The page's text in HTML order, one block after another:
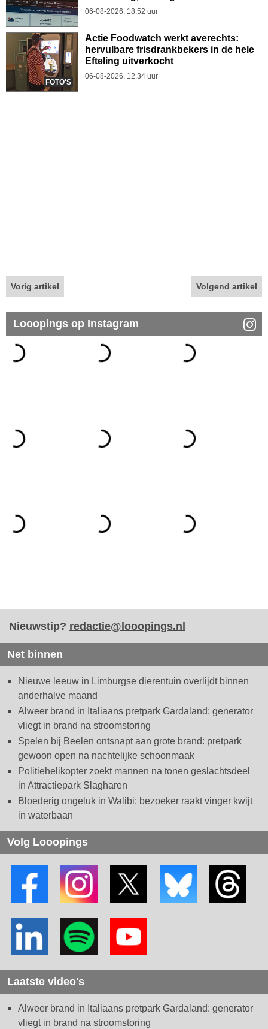
06-08-2026, 18.52 uur
FOTO'S
Actie Foodwatch werkt averechts:
hervulbare frisdrankbekers in de hele
Efteling uitverkocht
06-08-2026, 12.34 uur
Vorig artikel Volgend artikel
Looopings op Instagram
Nieuwstip? redactie@looopings.nl
Net binnen
Nieuwe leeuw in Limburgse dierentuin overlijdt binnen
anderhalve maand
Alweer brand in Italiaans pretpark Gardaland: generator
vliegt in brand na stroomstoring
Spelen bij Beelen ontsnapt aan grote brand: pretpark
gewoon open na nachtelijke schoonmaak
Politiehelikopter zoekt mannen na tonen geslachtsdeel
in Attractiepark Slagharen
Bloederig ongeluk in Walibi: bezoeker raakt vinger kwijt
in waterbaan
Volg Looopings
Laatste video's
Alweer brand in Italiaans pretpark Gardaland: generator
vliegt in brand na stroomstoring